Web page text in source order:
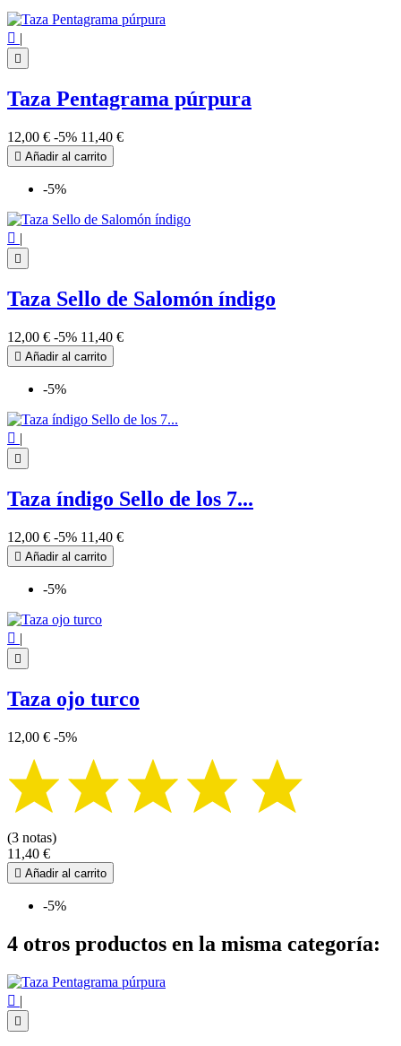
 |

Taza Pentagrama púrpura
12,00 € -5% 11,40 €
 Añadir al carrito
-5%
 |

Taza Sello de Salomón índigo
12,00 € -5% 11,40 €
 Añadir al carrito
-5%
 |

Taza índigo Sello de los 7...
12,00 € -5% 11,40 €
 Añadir al carrito
-5%
 |

Taza ojo turco
12,00 € -5%
(3 notas)
11,40 €
 Añadir al carrito
-5%
4 otros productos en la misma categoría:
 |
